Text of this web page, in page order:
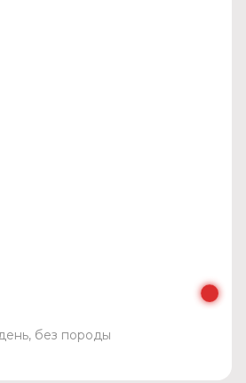
без породы